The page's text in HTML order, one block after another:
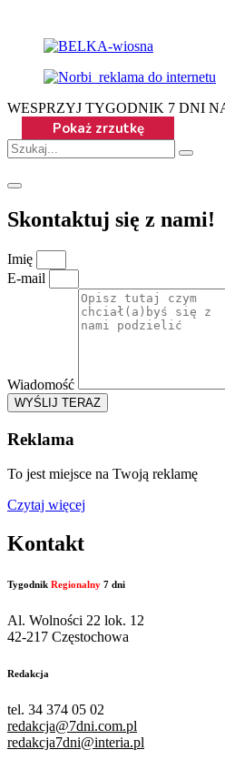
WESPRZYJ TYGODNIK 7 DNI
Skontaktuj się z nami!
Imię
E-mail
Wiadomość
WYŚLIJ TERAZ
Reklama
To jest miejsce na Twoją reklamę
Czytaj więcej
Kontakt
Tygodnik Regionalny 7 dni
Al. Wolności 22 lok. 12
42-217 Częstochowa
Redakcja
tel. 34 374 05 02
redakcja@7dni.com.pl
redakcja7dni@interia.pl